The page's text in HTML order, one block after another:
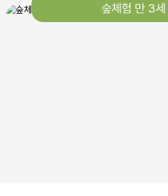
숲체험 만 3세